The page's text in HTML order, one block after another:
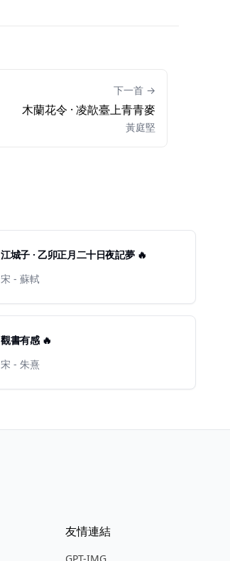
下一首 →
木蘭花令 · 凌歊臺上青青麥
黃庭堅
江城子 · 乙卯正月二十日夜記夢 🔥
宋 - 蘇軾
觀書有感 🔥
宋 - 朱熹
友情連結